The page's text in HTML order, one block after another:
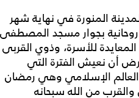
المنورة في نهاية شهر
بجوار مسجد المصطفى
للأسرة، وذوي القربى
أن نعيش الفترة التي
الإسلامي وهي رمضان
والقرب من الله سبحانه